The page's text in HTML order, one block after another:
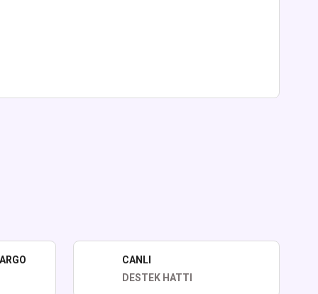
CANLI
DESTEK HATTI